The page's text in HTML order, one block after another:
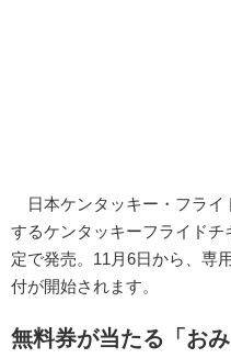
日本ケンタッキー・フライ
するケンタッキーフライド
定で発売。11月6日から、専
付が開始されます。
無料券が当たる「お